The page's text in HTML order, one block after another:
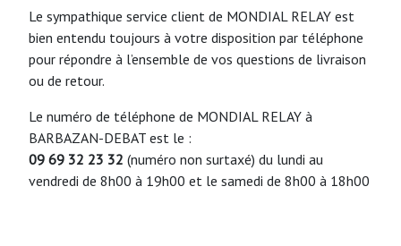
Le sympathique service client de MONDIAL RELAY est
bien entendu toujours à votre disposition par téléphone
pour répondre à l’ensemble de vos questions de livraison
ou de retour.
Le numéro de téléphone de MONDIAL RELAY à
BARBAZAN-DEBAT est le :
09 69 32 23 32 (numéro non surtaxé) du lundi au
vendredi de 8h00 à 19h00 et le samedi de 8h00 à 18h00